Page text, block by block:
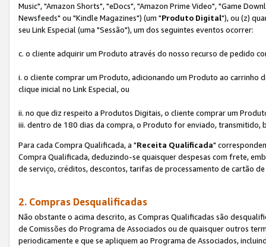
Music", "Amazon Shorts", "eDocs", "Amazon Prime Video", "Game
Newsfeeds" ou "Kindle Magazines") (um "Produto Digital"), ou (z)
seu Link Especial (uma "Sessão"), um dos seguintes eventos ocorrer:
c. o cliente adquirir um Produto através do nosso recurso de pedido
i. o cliente comprar um Produto, adicionando um Produto ao
clique inicial no Link Especial, ou
ii. no que diz respeito a Produtos Digitais, o cliente comprar um
iii. dentro de 180 dias da compra, o Produto for enviado, transmitido,
Para cada Compra Qualificada, a "Receita Qualificada"
Compra Qualificada, deduzindo-se quaisquer despesas com frete,
de serviço, créditos, descontos, tarifas de processamento de cartão
2. Compras Desqualificadas
Não obstante o acima descrito, as Compras Qualificadas são
de Comissões do Programa de Associados ou de quaisquer outros
periodicamente e que se apliquem ao Programa de Associados,